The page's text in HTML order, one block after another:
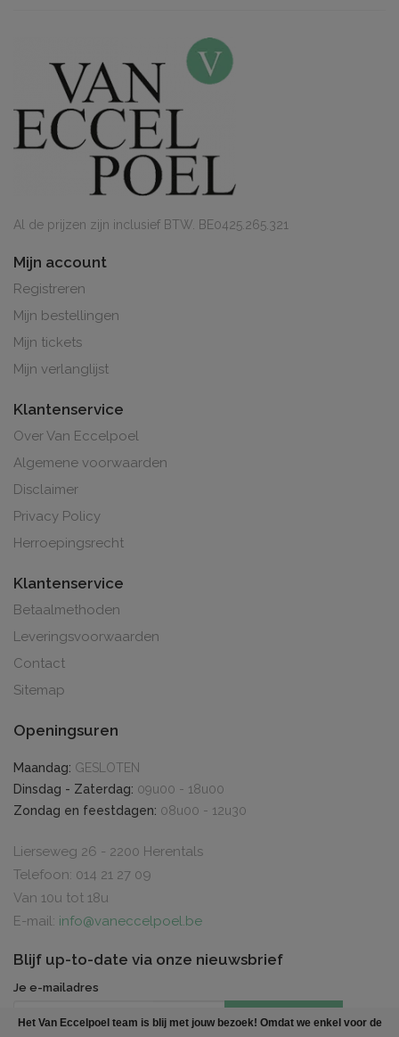
Al de prijzen zijn inclusief BTW. BE0425.265.321
Mijn account
Registreren
Mijn bestellingen
Mijn tickets
Mijn verlanglijst
Klantenservice
Over Van Eccelpoel
Algemene voorwaarden
Disclaimer
Privacy Policy
Herroepingsrecht
Klantenservice
Betaalmethoden
Leveringsvoorwaarden
Contact
Sitemap
Openingsuren
Maandag: GESLOTEN
Dinsdag - Zaterdag: 09u00 - 18u00
Zondag en feestdagen: 08u00 - 12u30
Lierseweg 26 - 2200 Herentals
Telefoon: 014 21 27 09
Van 10u tot 18u
E-mail: info@vaneccelpoel.be
Blijf up-to-date via onze nieuwsbrief
Je e-mailadres
INSCHRIJVEN
Het Van Eccelpoel team is blij met jouw bezoek! Omdat we enkel voor de